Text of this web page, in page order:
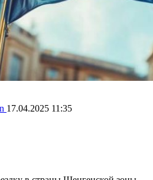
17.04.2025 11:35